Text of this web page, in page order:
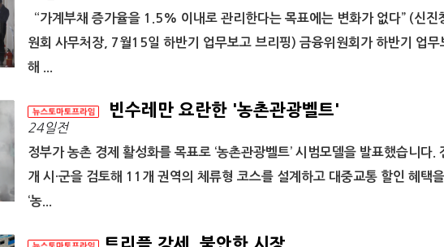
“가계부채 증가율을 1.5% 이내로 관리한다는 목표에는 변화가 없다” (신진
원회 사무처장, 7월15일 하반기 업무보고 브리핑) 금융위원회가 하반기 업무
해 ...
빈수레만 요란한 '농촌관광벨트'
24일전
정부가 농촌 경제 활성화를 목표로 ‘농촌관광벨트’ 시범모델을 발표했습니다.
개 시·군을 검토해 11개 권역의 체류형 코스를 설계하고 대중교통 할인 혜택
‘농...